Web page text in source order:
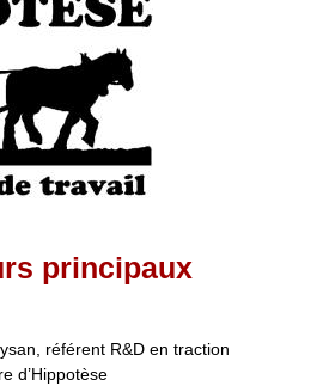
principaux
référent R&D en traction
d’Hippotèse